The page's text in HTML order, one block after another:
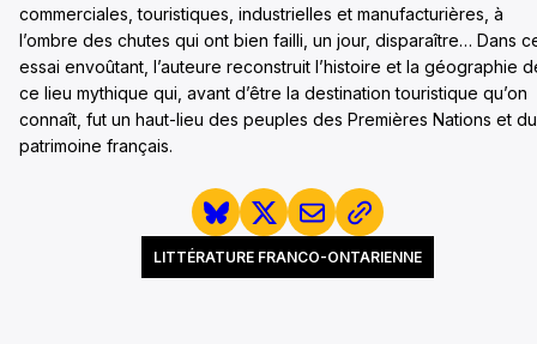
commerciales, touristiques, industrielles et manufacturières, à
l’ombre des chutes qui ont bien failli, un jour, disparaître… Dans
essai envoûtant, l’auteure reconstruit l’histoire et la géographie
ce lieu mythique qui, avant d’être la destination touristique qu’on
connaît, fut un haut-lieu des peuples des Premières Nations et du
patrimoine français.
LITTÉRATURE FRANCO-ONTARIENNE